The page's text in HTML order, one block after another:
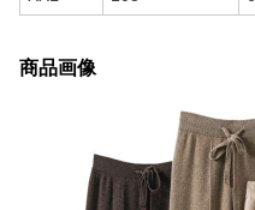
商品画像